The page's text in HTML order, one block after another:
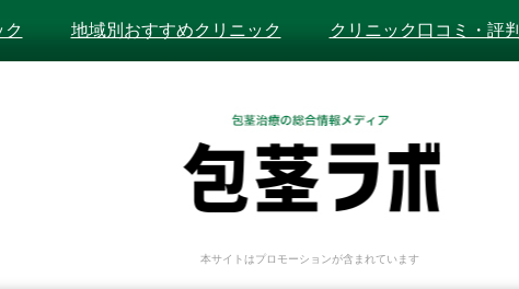
ク 地域別おすすめクリニック クリニック口コミ・評判
本サイトはプロモーションが含まれています